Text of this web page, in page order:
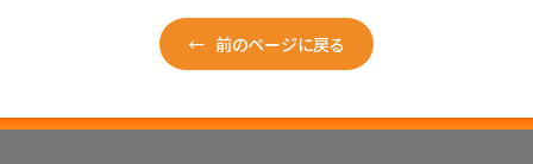
← 前のページに戻る